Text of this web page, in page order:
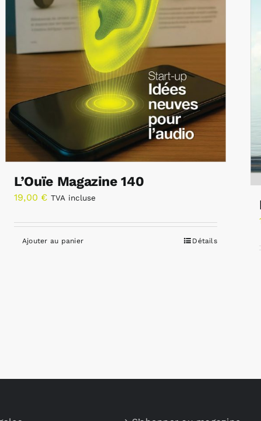
L’Ouïe Magazine 140
19,00 € TVA incluse
Ajouter au panier Détails